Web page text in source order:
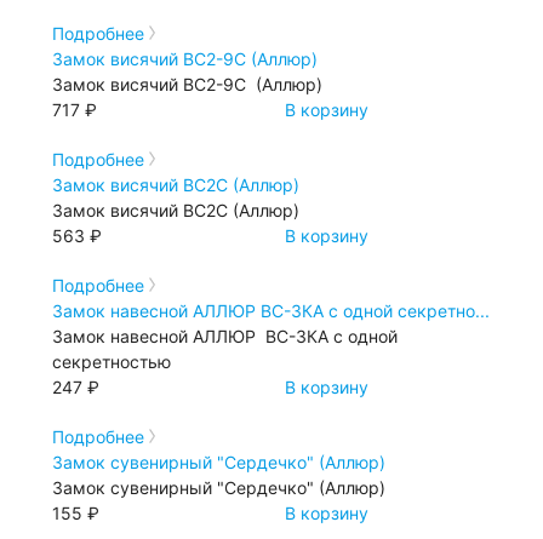
Подробнее
Замок висячий ВС2-9С (Аллюр)
Замок висячий ВС2-9С (Аллюр)
717 ₽
В корзину
Подробнее
Замок висячий ВС2С (Аллюр)
Замок висячий ВС2С (Аллюр)
563 ₽
В корзину
Подробнее
Замок навесной АЛЛЮР ВС-3КА с одной секретно...
Замок навесной АЛЛЮР ВС-3КА с одной
секретностью
247 ₽
В корзину
Подробнее
Замок сувенирный "Сердечко" (Аллюр)
Замок сувенирный "Сердечко" (Аллюр)
155 ₽
В корзину